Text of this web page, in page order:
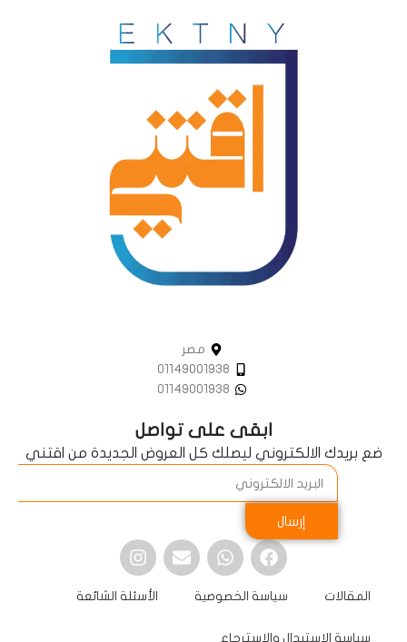
مصر
01149001938
01149001938
ابقى على تواصل
ضع بريدك الالكتروني ليصلك كل العروض الجديدة من اقتني
إرسال
المقالات سياسة الخصوصية الأسئلة الشائعة
سياسة الاستبدال والاسترجاع